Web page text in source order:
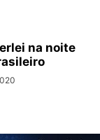
na noite